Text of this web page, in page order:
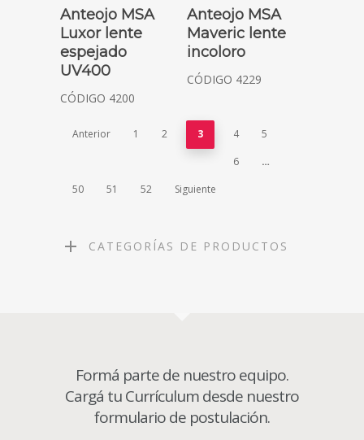
SOLICITAR COTIZACIÓN
Anteojo MSA
Luxor lente
espejado
UV400
CÓDIGO 4200
SOLICITAR COTIZACIÓN
Anteojo MSA
Maveric lente
incoloro
CÓDIGO 4229
Anterior 1 2 3 4
5
6
…
50
51 52 Siguiente
CATEGORÍAS DE PRODUCTOS
Formá parte de nuestro equipo.
Cargá tu Currículum desde nuestro
formulario de postulación.